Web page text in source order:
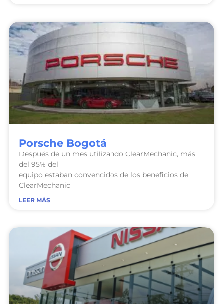
Porsche Bogotá
Después de un mes utilizando ClearMechanic, más
del 95% del
equipo estaban convencidos de los beneficios de
ClearMechanic
LEER MÁS